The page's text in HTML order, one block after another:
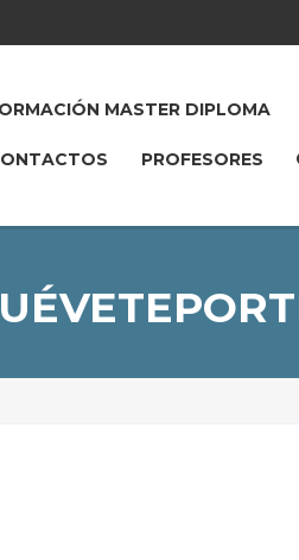
MASTER DIPLOMA
PROFESORES